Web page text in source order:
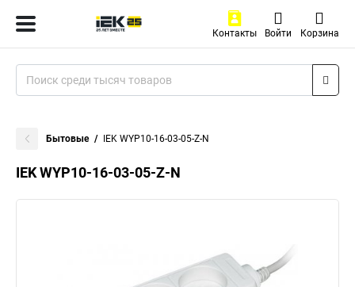
Контакты Войти Корзина
Бытовые IEK WYP10-16-03-05-Z-N
IEK WYP10-16-03-05-Z-N